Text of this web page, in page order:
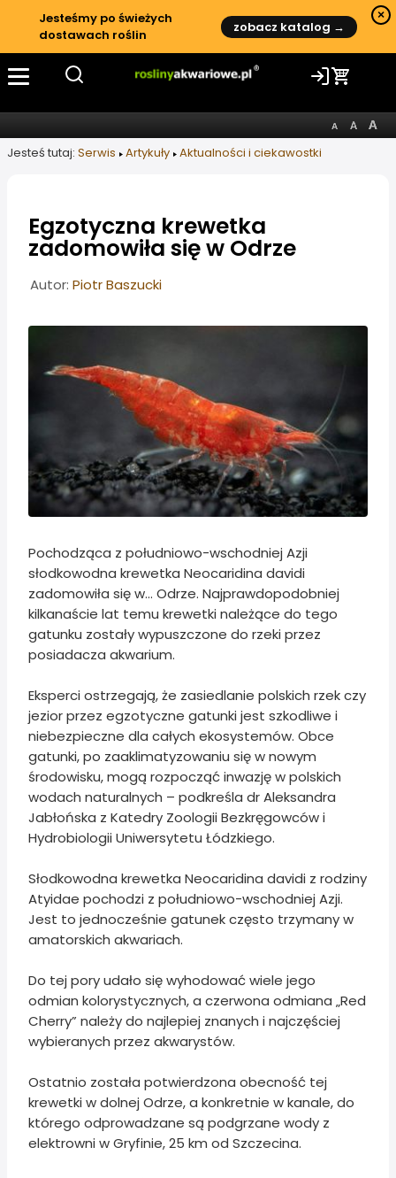
Jesteśmy po świeżych
dostawach roślin
zobacz katalog →
×
Jesteś tutaj: Serwis Artykuły Aktualności i ciekawostki
Egzotyczna krewetka
zadomowiła się w Odrze
Informacje o artykule
Autor: Piotr Baszucki
Pochodząca z południowo-wschodniej Azji
słodkowodna krewetka Neocaridina davidi
zadomowiła się w... Odrze. Najprawdopodobniej
kilkanaście lat temu krewetki należące do tego
gatunku zostały wypuszczone do rzeki przez
posiadacza akwarium.
Eksperci ostrzegają, że zasiedlanie polskich rzek czy
jezior przez egzotyczne gatunki jest szkodliwe i
niebezpieczne dla całych ekosystemów. Obce
gatunki, po zaaklimatyzowaniu się w nowym
środowisku, mogą rozpocząć inwazję w polskich
wodach naturalnych – podkreśla dr Aleksandra
Jabłońska z Katedry Zoologii Bezkręgowców i
Hydrobiologii Uniwersytetu Łódzkiego.
Słodkowodna krewetka Neocaridina davidi z rodziny
Atyidae pochodzi z południowo-wschodniej Azji.
Jest to jednocześnie gatunek często trzymany w
amatorskich akwariach.
Do tej pory udało się wyhodować wiele jego
odmian kolorystycznych, a czerwona odmiana „Red
Cherry” należy do najlepiej znanych i najczęściej
wybieranych przez akwarystów.
Ostatnio została potwierdzona obecność tej
krewetki w dolnej Odrze, a konkretnie w kanale, do
którego odprowadzane są podgrzane wody z
elektrowni w Gryfinie, 25 km od Szczecina.